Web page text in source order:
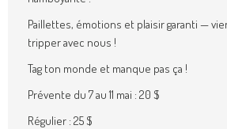
Paillettes, émotions et plaisir garanti —
tripper avec nous !
Tag ton monde et manque pas ça !
Prévente du 7 au 11 mai : 20 $
Régulier : 25 $